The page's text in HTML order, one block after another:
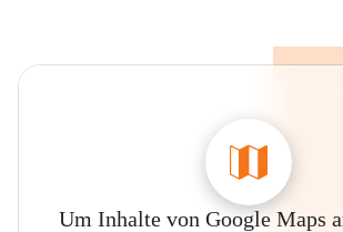
Um Inhalte von Google Maps